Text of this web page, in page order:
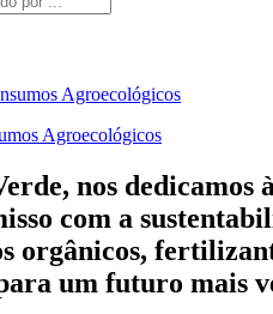
Agroecológicos
nos dedicamos
com a
orgânicos,
um futuro mais